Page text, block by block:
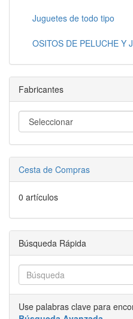
Juguetes de todo tipo
OSITOS DE PELUCHE Y
Fabricantes
Cesta de Compras
0 artículos
Búsqueda Rápida
Use palabras clave para